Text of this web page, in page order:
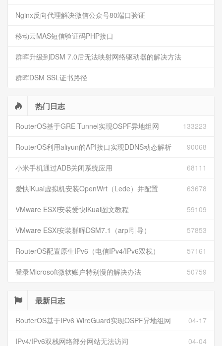
Nginx反向代理解决微信公众号80端口验证
移动云MAS短信验证码PHP接口
群晖升级到DSM 7.0后无法映射网络驱动器的解决方法
群晖DSM SSL证书路径
热门日志
133223
RouterOS基于GRE Tunnel实现OSPF异地组网
90068
RouterOS利用aliyun的API接口实现DDNS动态解析
68111
小米手机通过ADB关闭系统应用
63678
爱快iKuai虚拟机安装OpenWrt（Lede）并配置
59109
VMware ESXi安装爱快iKuai图文教程
57853
VMware ESXi安装群晖DSM7.1（arpl引导）
57161
RouterOS配置原生IPv6（电信IPv4/IPv6双栈）
50759
登录Microsoft微软账户特别慢的解决办法
最新日志
04-17
RouterOS基于IPv6 WireGuard实现OSPF异地组网
04-04
IPv4/IPv6双栈网络部分网站无法访问